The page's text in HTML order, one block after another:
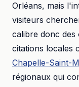
Orléans, mais
visiteurs
calibre donc des
citations locales
Chapelle-Saint-
régionaux qui